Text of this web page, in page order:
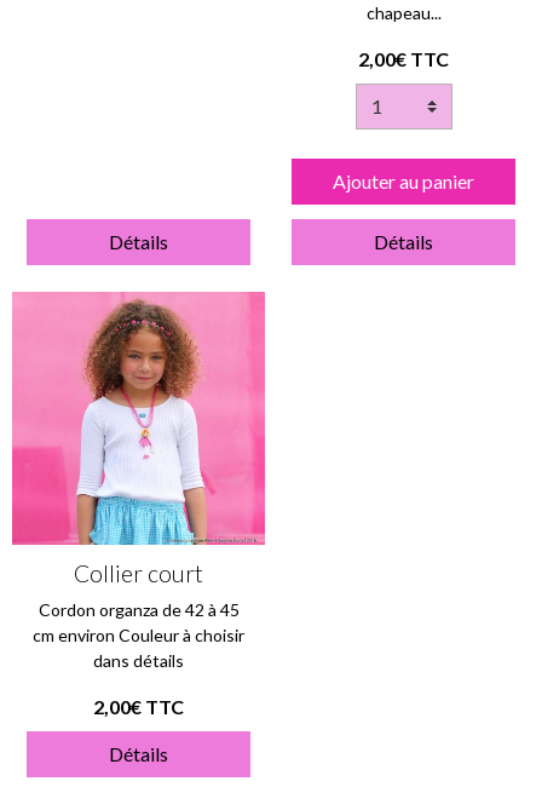
Détails
chapeau...
2,00€ TTC
Ajouter au panier
Détails
Collier court
Cordon organza de 42 à 45
cm environ Couleur à choisir
dans détails
2,00€ TTC
Détails